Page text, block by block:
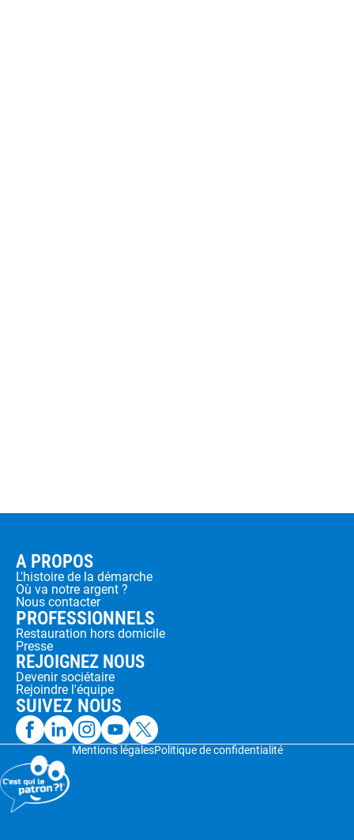
A PROPOS
L'histoire de la démarche
Où va notre argent ?
Nous contacter
PROFESSIONNELS
Restauration hors domicile
Presse
REJOIGNEZ NOUS
Devenir sociétaire
Rejoindre l'équipe
SUIVEZ NOUS
Mentions légalesPolitique de confidentialité